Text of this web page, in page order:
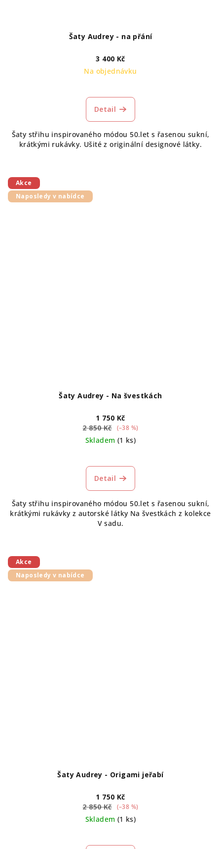
Šaty Audrey - na přání
3 400 Kč
Na objednávku
Detail
Šaty střihu inspirovaného módou 50.let s řasenou sukní,
krátkými rukávky. Ušité z originální designové látky.
Akce
Naposledy v nabídce
Šaty Audrey - Na švestkách
1 750 Kč
2 850 Kč
(–38 %)
Skladem (1 ks)
Detail
Šaty střihu inspirovaného módou 50.let s řasenou sukní,
krátkými rukávky z autorské látky Na švestkách z kolekce
V sadu.
Akce
Naposledy v nabídce
Šaty Audrey - Origami jeřabí
1 750 Kč
2 850 Kč
(–38 %)
Skladem (1 ks)